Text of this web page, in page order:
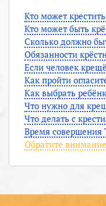
Кто может
Кто может быть
Сколько должно
Обязанности
Если человек
Как пройти
Как выбрать
Что нужно для
Что делать с
Время совершения
Обратите внимание